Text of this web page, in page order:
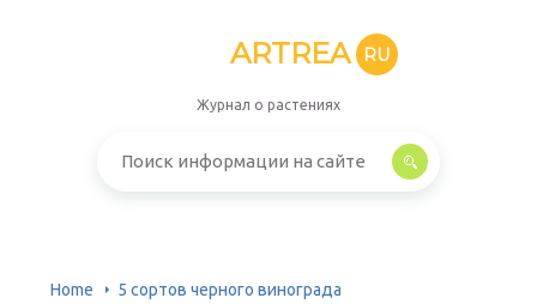
ARTREA RU
Журнал о растениях
Home 5 сортов черного винограда